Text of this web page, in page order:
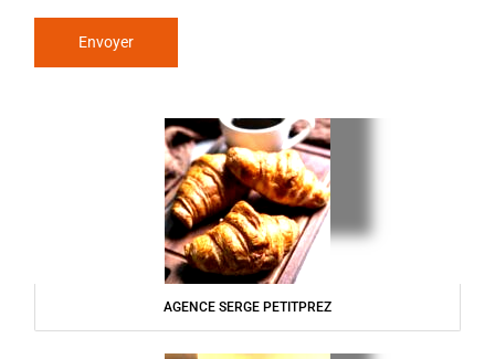
AGENCE SERGE PETITPREZ